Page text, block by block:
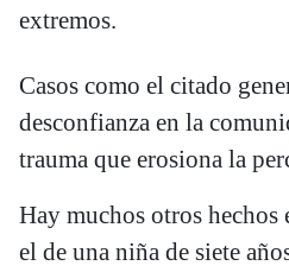
extremos.
Casos como el citado
desconfianza en la
trauma que erosiona la
Hay muchos otros hechos
el de una niña de siete